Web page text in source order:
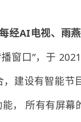
经AI电视、雨
窗口”，于
建设有智能
， 所有有屏